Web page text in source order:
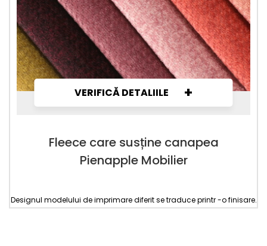
VERIFICĂ DETALIILE +
Fleece care susține canapea
Pienapple Mobilier
Designul modelului de imprimare diferit se traduce printr -o finisare.